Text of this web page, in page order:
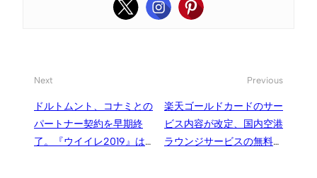
Next
ドルトムント、コナミとの
パートナー契約を早期終
了。『ウイイレ2019』はラ
Previous
楽天ゴールドカードのサー
ビス内容が改定、国内空港
ラウンジサービスの無料回